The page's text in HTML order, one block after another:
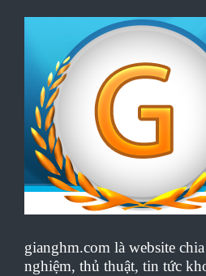
gianghm.com là website
nghiệm, thủ thuật, tin tức